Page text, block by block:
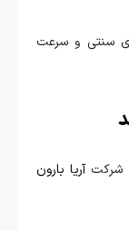
سرعت
بارون